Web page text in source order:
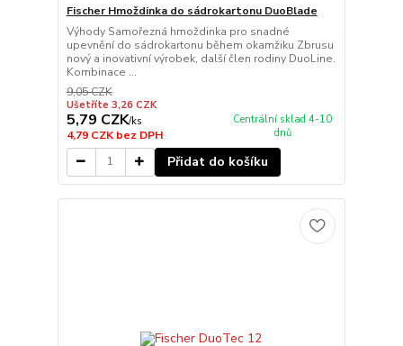
Fischer Hmoždinka do sádrokartonu DuoBlade
Výhody Samořezná hmoždinka pro snadné
upevnění do sádrokartonu během okamžiku Zbrusu
nový a inovativní výrobek, další člen rodiny DuoLine.
Kombinace ...
9,05 CZK
Ušetříte 3,26 CZK
5,79 CZK/ks
4,79 CZKbez DPH
Centrální sklad 4-10
dnů
Přidat do košíku